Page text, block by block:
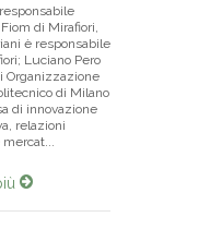
di Mirafiori,
è responsabile
Luciano Pero
Organizzazione
di Milano
di innovazione
relazioni